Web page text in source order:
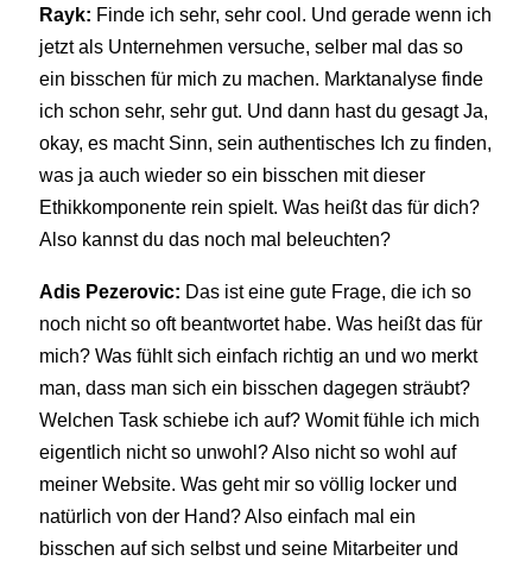
Rayk: Finde ich sehr, sehr cool. Und gerade wenn ich
jetzt als Unternehmen versuche, selber mal das so
ein bisschen für mich zu machen. Marktanalyse finde
ich schon sehr, sehr gut. Und dann hast du gesagt Ja,
okay, es macht Sinn, sein authentisches Ich zu finden,
was ja auch wieder so ein bisschen mit dieser
Ethikkomponente rein spielt. Was heißt das für dich?
Also kannst du das noch mal beleuchten?
Adis Pezerovic: Das ist eine gute Frage, die ich so
noch nicht so oft beantwortet habe. Was heißt das für
mich? Was fühlt sich einfach richtig an und wo merkt
man, dass man sich ein bisschen dagegen sträubt?
Welchen Task schiebe ich auf? Womit fühle ich mich
eigentlich nicht so unwohl? Also nicht so wohl auf
meiner Website. Was geht mir so völlig locker und
natürlich von der Hand? Also einfach mal ein
bisschen auf sich selbst und seine Mitarbeiter und